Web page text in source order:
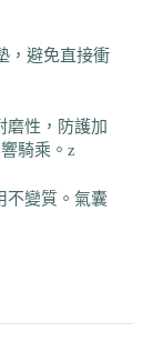
，避免直接衝
磨性，防護加
騎乘。z
不變質。氣囊